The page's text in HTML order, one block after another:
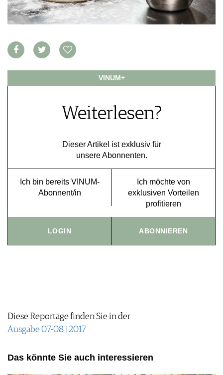
VORTEILSWELT
APPS
VIDEOS
BILDSTRECKEN
NEWS
VINOPHILES
ANMELDEN
WEINSUCHE
NEWSLETTER
REDAKTION
WERBUNG
VINUM+
Weiterlesen?
Dieser Artikel ist exklusiv für
unsere Abonnenten.
Ich bin bereits VINUM-
Abonnent/in
Ich möchte von
exklusiven Vorteilen
profitieren
LOGIN ABONNIEREN
Diese Reportage finden Sie in der
Ausgabe 07-08 | 2017
Das könnte Sie auch interessieren